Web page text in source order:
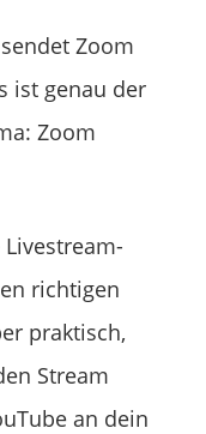
Zoom
ist genau der
Zoom
richtigen
praktisch,
Stream
an dein